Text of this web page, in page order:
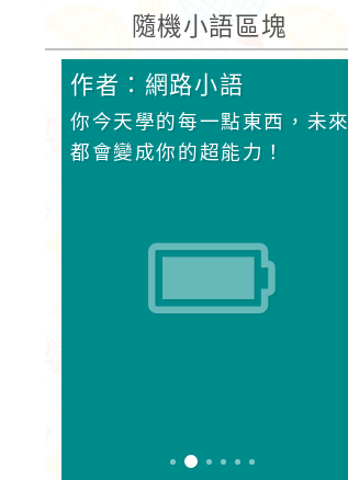
隨機小語區塊
作者：網路小語
你今天學的每一點東西，未來
都會變成你的超能力！